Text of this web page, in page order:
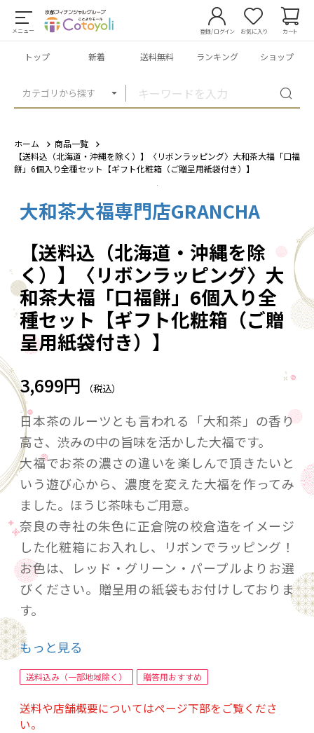
メニュー
カテゴリから探す
登録/ログイン お気に入り カート
トップ 新着 送料無料 ランキング ショップ
ホーム
商品一覧
【送料込（北海道・沖縄を除く）】〈リボンラッピング〉大和茶大福「口福
餅」6個入り全種セット【ギフト化粧箱（ご贈呈用紙袋付き）】
大和茶大福専門店GRANCHA
【送料込（北海道・沖縄を除
く）】〈リボンラッピング〉大
和茶大福「口福餅」6個入り全
種セット【ギフト化粧箱（ご贈
呈用紙袋付き）】
3,699円 （税込）
日本茶のルーツとも言われる「大和茶」の香り
高さ、渋みの中の旨味を活かした大福です。
大福でお茶の濃さの違いを楽しんで頂きたいと
いう遊び心から、濃度を変えた大福を作ってみ
ました。ほうじ茶味もご用意。
奈良の寺社の朱色に正倉院の校倉造をイメージ
した化粧箱にお入れし、リボンでラッピング！
お色は、レッド・グリーン・パープルよりお選
びください。贈呈用の紙袋もお付けしておりま
す。
【原材料名】
ち米（国産）、小豆生餡、砂糖、クリーム（乳
もっと見る
送料込み（一部地域除く） 贈答用おすすめ
送料や店舗概要についてはページ下部をご覧くださ
い。